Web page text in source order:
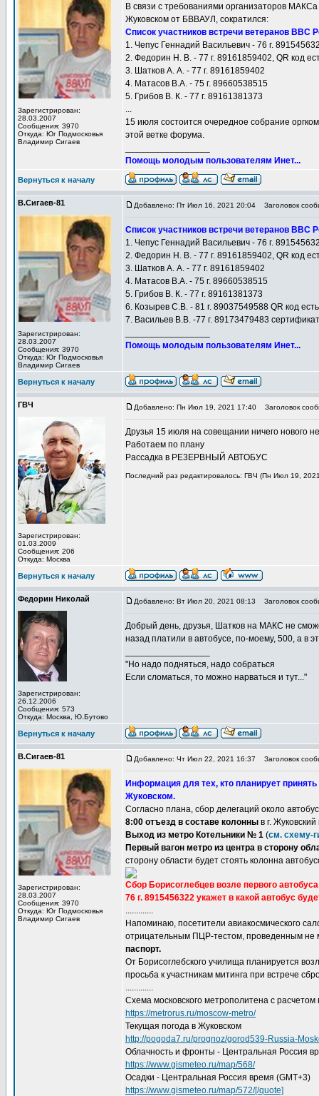
Зарегистрирован:
28.03.2007
Сообщения: 3970
Откуда: Юг Подмосковья
Владимир Сигаев
В связи с требованиями организаторов
Жуковском от БВВАУЛ, сократился:
Список участников встречи ветеранов
1. Чепус Геннадий Васильевич - 76 г.
2. Федорин Н. В. - 77 г. 89161859402, QR код
3. Шатков А. А. - 77 г. 89161859402
4. Матасов В.А. - 75 г. 89660538515
5. Грибов В. К. - 77 г. 89161381373
...
15 июля состоится очередное собрание
этой ветке форума.
Помощь молодым пользователям Инет...
Вернуться к началу
В.Сигаев-81
Зарегистрирован:
28.03.2007
Сообщения: 3970
Откуда: Юг Подмосковья
Владимир Сигаев
Добавлено: Пт Июл 16, 2021 20:04 Заголовок
Список участников встречи ветеранов
1. Чепус Геннадий Васильевич - 76 г.
2. Федорин Н. В. - 77 г. 89161859402, QR код
3. Шатков А. А. - 77 г. 89161859402
4. Матасов В.А. - 75 г. 89660538515
5. Грибов В. К. - 77 г. 89161381373
6. Козырев С.В. - 81 г. 89037549588 QR код есть
7. Васильев В.В. -77 г. 89173479483
Помощь молодым пользователям Инет...
Вернуться к началу
ГВЧ
Зарегистрирован:
01.03.2009
Сообщения: 206
Откуда: Москва
Добавлено: Пн Июл 19, 2021 17:40 Заголовок
Друзья 15 июля на совещании ничего нового
Работаем пo плану
Рассадка в РЕ3ЕРВНЫЙ АВТOБУС
Последний раз редактировалось: ГВЧ (Пн Июл 19,
Вернуться к началу
Федорин Николай
Зарегистрирован:
26.12.2006
Сообщения: 573
Откуда: Москва, Ю.Бутово
Добавлено: Вт Июл 20, 2021 08:13 Заголовок
Добрый день, друзья, Шатков на МАКС не
назад платили в автобусе, по-моему, 500, а в
"Но надо подняться, надо собраться
Если сломаться, то можно нарваться и тут..."
Вернуться к началу
В.Сигаев-81
Зарегистрирован:
28.03.2007
Сообщения: 3970
Откуда: Юг Подмосковья
Владимир Сигаев
Добавлено: Чт Июл 22, 2021 16:37 Заголовок
Информация для тех, кто планирует
Жуковском.
Согласно плана, сбор делегаций около
8:00 отъезд в составе колонны в г.
Выход из метро Котельники № 1 (см. схему-
Первый вагон метро из центра в сторону
сторону области будет стоять колонна
Сбор Борисоглебцев возле первого
76 г. 8915456322 укажет в какой автобус
.............
Напоминаю, посетители авиакосмического
отрицательным ПЦР-тестом, проведенным не
паспорт.
От Борисоглебского училища планируется
просьба к участникам митинга при встрече
.............
Схема московского метрополитена с расчетом
https://metrorus.ru/moscow-metro/
Текущая погода в Жуковском
http://pogoda7.ru/prognoz/gorod539-Russia-
Облачность и фронты - Центральная Россия
https://www.gismeteo.ru/map/568/
Осадки - Центральная Россия время (GMT+3)
https://www.gismeteo.ru/map/572/[/quote]